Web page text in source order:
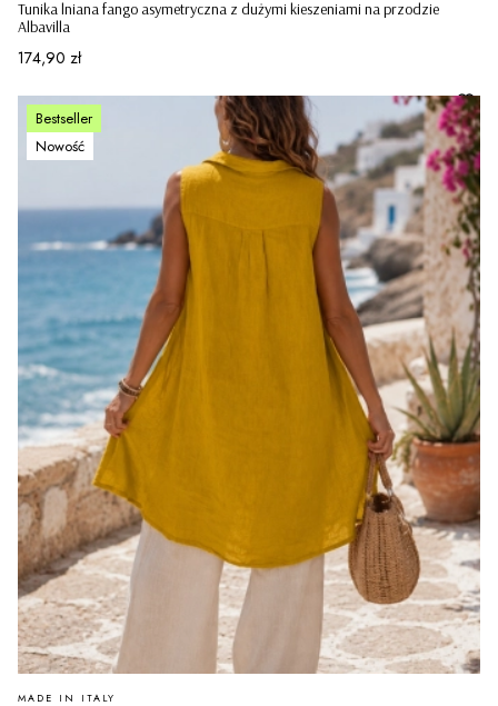
Tunika lniana fango asymetryczna z dużymi kieszeniami na przodzie
Albavilla
Cena
174,90 zł
Bestseller
Nowość
PRODUCENT
MADE IN ITALY